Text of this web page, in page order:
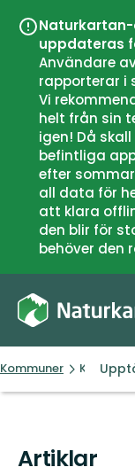
uppdateras
Användare
rapporterar i
Vi
helt från sin
igen! Då
befintliga
efter
all data för
att klara
den blir för
behöver den
Kommuner Kvitsøy
Artiklar